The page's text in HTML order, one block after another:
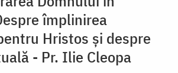
împlinirea
Hristos și despre
- Pr. Ilie Cleopa